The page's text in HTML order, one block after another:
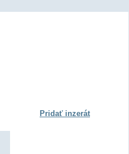
Pridať inzerát